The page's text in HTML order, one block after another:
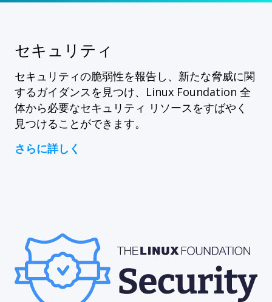
セキュリティ
セキュリティの脆弱性を報告し、新たな脅威に関
するガイダンスを見つけ、Linux Foundation 全
体から必要なセキュリティ リソースをすばやく
見つけることができます。
さらに詳しく